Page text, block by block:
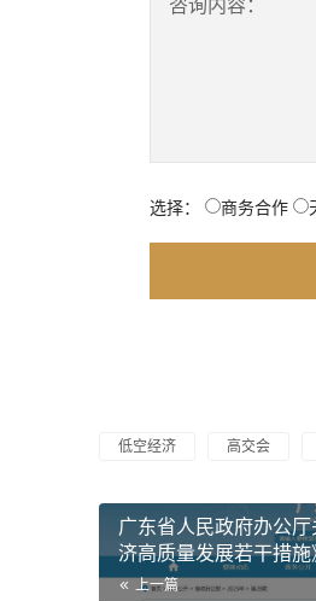
选择： 商务合作
低空经济 高交会
广东省人民政府办公
济高质量发展若干措
上一篇